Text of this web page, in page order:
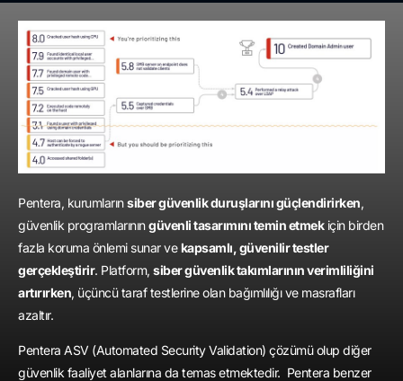
Pentera, kurumlarınsiber güvenlik duruşlarını güçlendirirken,
güvenlik programlarınıngüvenli tasarımını temin etmekiçin birden
fazla koruma önlemi sunar vekapsamlı, güvenilir testler
gerçekleştirir. Platform, siber güvenlik takımlarının verimliliğini
artırırken, üçüncü taraf testlerine olan bağımlılığı ve masrafları
azaltır.
Pentera ASV (Automated Security Validation) çözümü olup diğer
güvenlik faaliyet alanlarına da temas etmektedir. Pentera benzer